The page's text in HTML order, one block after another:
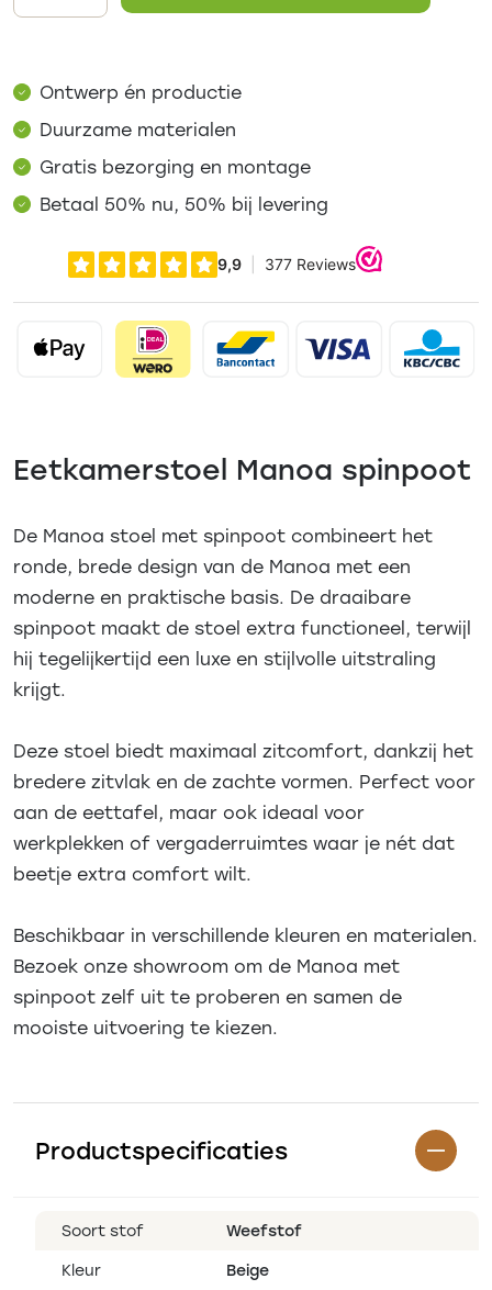
Ontwerp én productie
Duurzame materialen
Gratis bezorging en montage
Betaal 50% nu, 50% bij levering
Eetkamerstoel Manoa spinpoot
De Manoa stoel met spinpoot combineert het
ronde, brede design van de Manoa met een
moderne en praktische basis. De draaibare
spinpoot maakt de stoel extra functioneel, terwijl
hij tegelijkertijd een luxe en stijlvolle uitstraling
krijgt.
Deze stoel biedt maximaal zitcomfort, dankzij het
bredere zitvlak en de zachte vormen. Perfect voor
aan de eettafel, maar ook ideaal voor
werkplekken of vergaderruimtes waar je nét dat
beetje extra comfort wilt.
Beschikbaar in verschillende kleuren en materialen.
Bezoek onze showroom om de Manoa met
spinpoot zelf uit te proberen en samen de
mooiste uitvoering te kiezen.
Productspecificaties
Soort stof
Weefstof
Kleur
Beige